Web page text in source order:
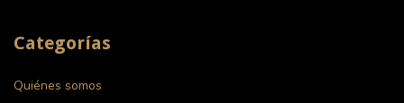
Categorías
Quiénes somos